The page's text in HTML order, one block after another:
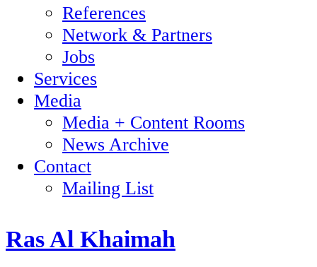
References
Network & Partners
Jobs
Services
Media
Media + Content Rooms
News Archive
Contact
Mailing List
Ras Al Khaimah